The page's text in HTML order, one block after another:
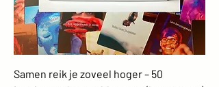
Samen reik je zoveel hoger – 50